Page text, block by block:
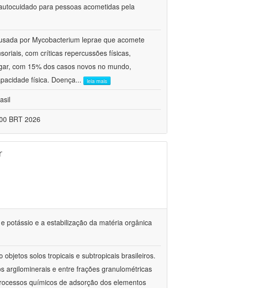
para pessoas acometidas pela
por Mycobacterium leprae que acomete
com críticas repercussões físicas,
com 15% dos casos novos no mundo,
física. Doença... leia mais
BRT 2026
potássio e a estabilização da matéria orgânica
solos tropicais e subtropicais brasileiros.
argilominerais e entre frações granulométricas
químicos de adsorção dos elementos